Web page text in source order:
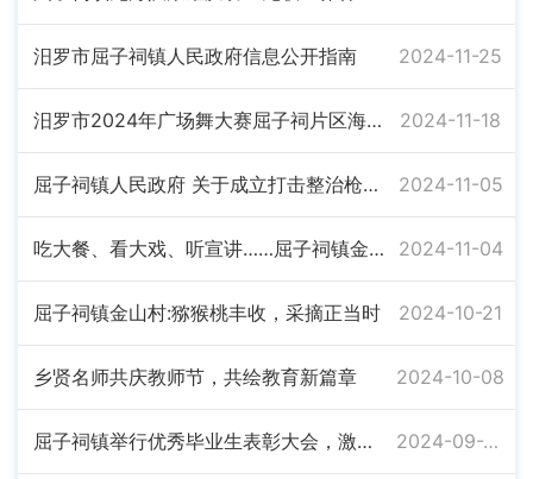
汨罗市屈子祠镇人民政府信息公开指南 2024-11-25
汨罗市2024年广场舞大赛屈子祠片区海选赛圆满举行 2024-11-18
屈子祠镇人民政府 关于成立打击整治枪爆违法犯罪领导小组的通知 2024-11-05
吃大餐、看大戏、听宣讲……屈子祠镇金山村举办多彩活动迎重阳 2024-11-04
屈子祠镇金山村:猕猴桃丰收，采摘正当时 2024-10-21
乡贤名师共庆教师节，共绘教育新篇章 2024-10-08
屈子祠镇举行优秀毕业生表彰大会，激励174名优秀学子 2024-09-23